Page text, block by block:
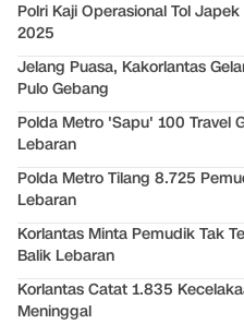
Polri Kaji Operasional Tol
2025
Jelang Puasa, Kakorlantas
Pulo Gebang
Polda Metro 'Sapu' 100 Travel
Lebaran
Polda Metro Tilang 8.725
Lebaran
Korlantas Minta Pemudik Tak
Balik Lebaran
Korlantas Catat 1.835
Meninggal